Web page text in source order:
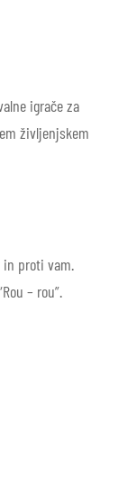
igrače za
življenjskem
in proti vam.
– rou”.